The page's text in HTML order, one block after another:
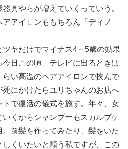
具やらが増えていくっていう。
アイロンももちろん『ディノ
ヤだけでマイナス4～5歳の効果
日この頃。テレビに出るときは
らい高温のヘアアイロンで挟んで
にかけたらユリちゃんのお店へ
で復活の儀式を施す。年々、女
くからシャンプーもスカルプケ
前髪を作ってみたり、髪をいた
くいたいと願う私ですが、この